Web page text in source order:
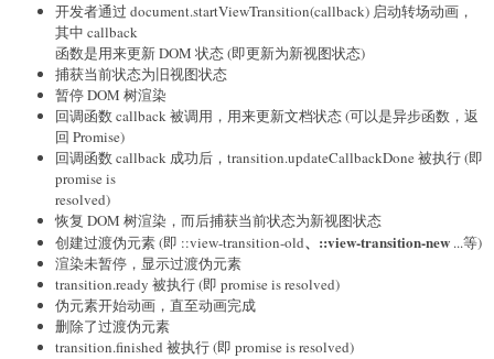
开发者通过 document.startViewTransition(callback) 启动转场动画，
其中 callback
函数是用来更新 DOM 状态 (即更新为新视图状态)
捕获当前状态为旧视图状态
暂停 DOM 树渲染
回调函数 callback 被调用，用来更新文档状态 (可以是异步函数，返
回 Promise)
回调函数 callback 成功后，transition.updateCallbackDone 被执行 (即
promise is
resolved)
恢复 DOM 树渲染，而后捕获当前状态为新视图状态
创建过渡伪元素 (即 ::view-transition-old、 ::view-transition-new ...等)
渲染未暂停，显示过渡伪元素
transition.ready 被执行 (即 promise is resolved)
伪元素开始动画，直至动画完成
删除了过渡伪元素
transition.finished 被执行 (即 promise is resolved)